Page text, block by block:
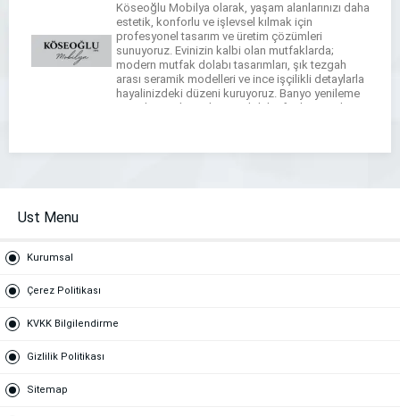
Köseoğlu Mobilya olarak, yaşam alanlarınızı daha
estetik, konforlu ve işlevsel kılmak için
profesyonel tasarım ve üretim çözümleri
sunuyoruz. Evinizin kalbi olan mutfaklarda;
modern mutfak dolabı tasarımları, şık tezgah
arası seramik modelleri ve ince işçilikli detaylarla
hayalinizdeki düzeni kuruyoruz. Banyo yenileme
süreçlerinizde ise banyo dolabı, fonksiyonel
Ust Menu
Kurumsal
Çerez Politikası
KVKK Bilgilendirme
Gizlilik Politikası
Sitemap